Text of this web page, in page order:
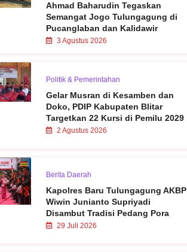
Ahmad Baharudin Tegaskan
Semangat Jogo Tulungagung di
Pucanglaban dan Kalidawir
3 Agustus 2026
Politik & Pemerintahan
Gelar Musran di Kesamben dan
Doko, PDIP Kabupaten Blitar
Targetkan 22 Kursi di Pemilu 2029
2 Agustus 2026
Berita Daerah
Kapolres Baru Tulungagung AKBP
Wiwin Junianto Supriyadi
Disambut Tradisi Pedang Pora
29 Juli 2026